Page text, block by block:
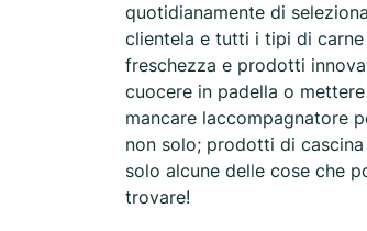
quotidianamente di
clientela e tutti i tipi di
freschezza e prodotti
cuocere in padella o
mancare laccompagnatore
non solo; prodotti di
solo alcune delle cose che
trovare!